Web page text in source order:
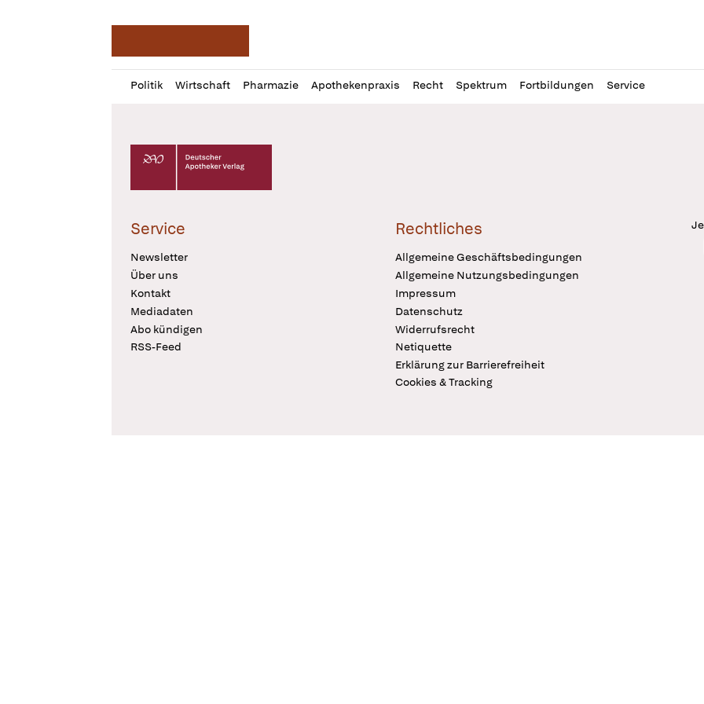
Politik Wirtschaft Pharmazie Apothekenpraxis Recht Spektrum Fortbildungen Service
Profil
öffnen
Daz
Pur
Deutscher Apotheker Verlag Logo
Service
Newsletter
Über uns
Kontakt
Mediadaten
Abo kündigen
RSS-Feed
Rechtliches
Allgemeine Geschäftsbedingungen
Allgemeine Nutzungsbedingungen
Impressum
Datenschutz
Widerrufsrecht
Netiquette
Erklärung zur Barrierefreiheit
Cookies & Tracking